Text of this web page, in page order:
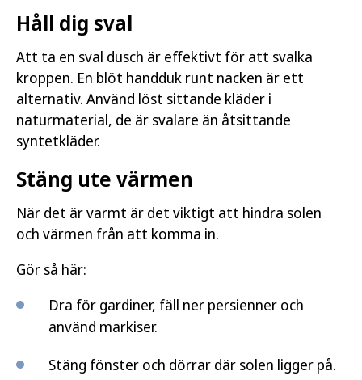
Håll dig sval
Att ta en sval dusch är effektivt för att svalka
kroppen. En blöt handduk runt nacken är ett
alternativ. Använd löst sittande kläder i
naturmaterial, de är svalare än åtsittande
syntetkläder.
Stäng ute värmen
När det är varmt är det viktigt att hindra solen
och värmen från att komma in.
Gör så här:
Dra för gardiner, fäll ner persienner och
använd markiser.
Stäng fönster och dörrar där solen ligger på.